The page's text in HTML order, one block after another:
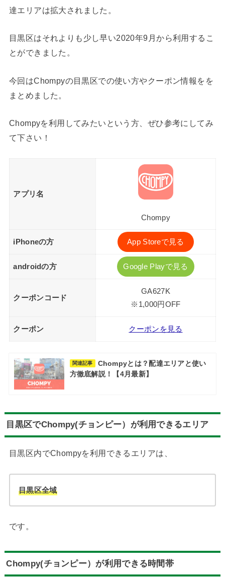
達エリアは拡大されました。
目黒区はそれよりも少し早い2020年9月から利用するこ
とができました。
今回はChompyの目黒区での使い方やクーポン情報をを
まとめました。
Chompyを利用してみたいという方、ぜひ参考にしてみ
て下さい！
アプリ名
Chompy
iPhoneの方 App Storeで見る
androidの方 Google Playで見る
クーポンコード
GA627K
※1,000円OFF
クーポン クーポンを見る
関連記事
Chompyとは？配達エリアと使い
方徹底解説！【4月最新】
目黒区でChompy(チョンピー）が利用できるエリア
目黒区内でChompyを利用できるエリアは、
目黒区全域
です。
Chompy(チョンピー）が利用できる時間帯